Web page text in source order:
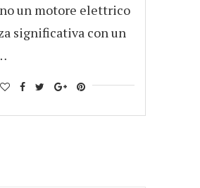
un motore elettrico
significativa con un